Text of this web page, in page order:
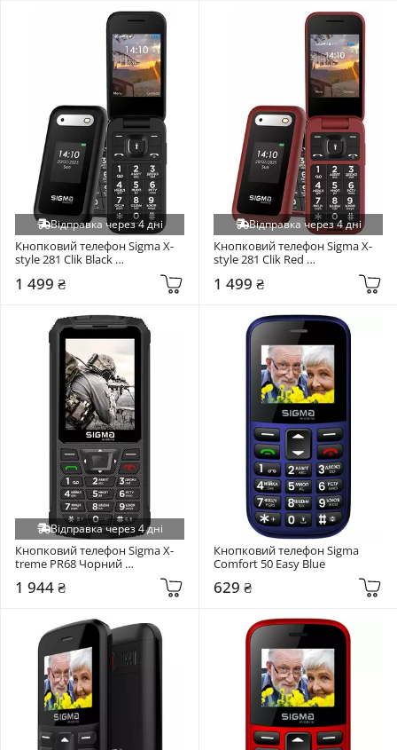
Відправка через 4 дні
Кнопковий телефон Sigma X-
style 281 Clik Black
1 499 ₴
Відправка через 4 дні
Кнопковий телефон Sigma X-
style 281 Clik Red
1 499 ₴
Відправка через 4 дні
Кнопковий телефон Sigma X-
treme PR68 Чорний
1 944 ₴
Кнопковий телефон Sigma
Comfort 50 Easy Blue
629 ₴